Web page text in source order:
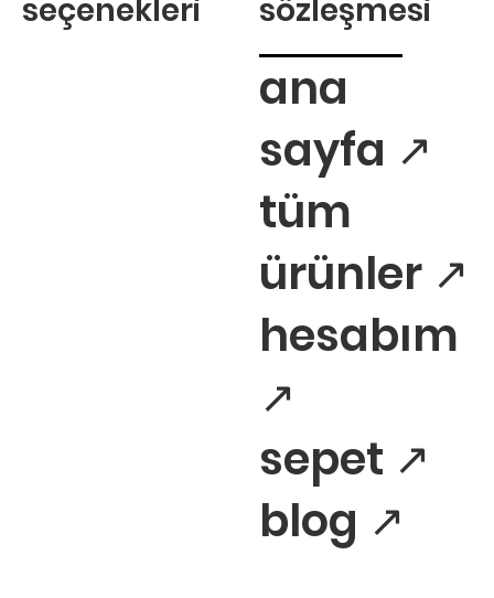
seçenekleri
sözleşmesi
ana
sayfa ↗
tüm
ürünler ↗
hesabım
↗
sepet ↗
blog ↗